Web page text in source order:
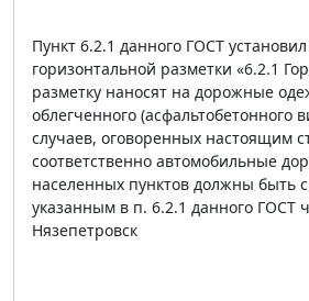
Пункт 6.2.1 данного ГОСТ
горизонтальной разметки «6.2.1
разметку наносят на дорожные
облегченного (асфальтобетонного
случаев, оговоренных настоящим
соответственно автомобильные
населенных пунктов должны быть
указанным в п. 6.2.1 данного ГОСТ
Нязепетровск